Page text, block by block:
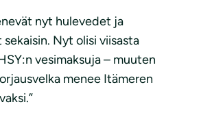
nyt hulevedet ja
Nyt olisi viisasta
vesimaksuja – muuten
menee Itämeren